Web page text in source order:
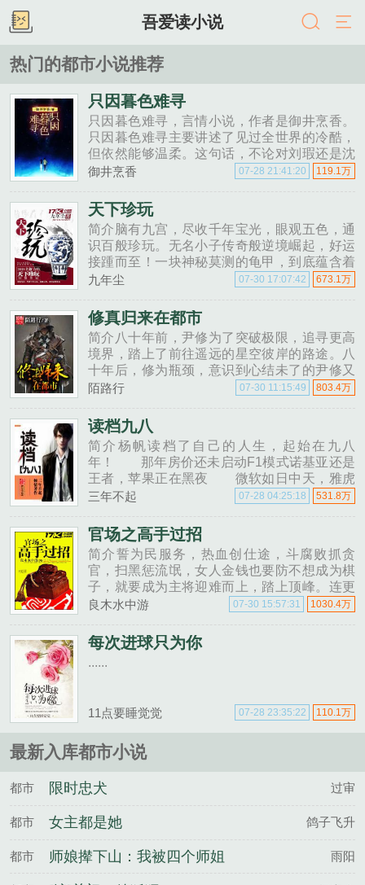
吾爱读小说
热门的都市小说推荐
只因暮色难寻
只因暮色难寻，言情小说，作者是御井烹香。
只因暮色难寻主要讲述了见过全世界的冷酷，
但依然能够温柔。这句话，不论对刘瑕还是沈
钦而言，都可适用！我是个文案废，强行煽情
的爱情故事，还有心理学推理......
御井烹香 119.1万
07-28 21:41:20
天下珍玩
简介脑有九宫，尽收千年宝光，眼观五色，通
识百般珍玩。无名小子传奇般逆境崛起，好运
接踵而至！一块神秘莫测的龟甲，到底蕴含着
怎样的灵力？古玩江湖波诡云谲，贪欲人心诡
指间。......
九年尘 673.1万
07-30 17:07:42
修真归来在都市
简介八十年前，尹修为了突破极限，追寻更高
境界，踏上了前往遥远的星空彼岸的路途。八
十年后，修为瓶颈，意识到心结未了的尹修又
从星空彼岸的修真界回到了地球。然而，八......
陌路行 803.4万
07-30 11:15:49
读档九八
简介杨帆读档了自己的人生，起始在九八
年！ 那年房价还未启动F1模式诺基亚还是
王者，苹果正在黑夜 微软如日中天，雅虎
最受热捧，日后巨无霸BAT两个没......
三年不起 531.8万
07-28 04:25:18
官场之高手过招
简介誓为民服务，热血创仕途，斗腐败抓贪
官，扫黑惩流氓，女人金钱也要防不想成为棋
子，就要成为主将迎难而上，踏上顶峰。连更
天数的右侧有个加入书架，大家请顺手点一
良木水中游 1030.4万
07-30 15:57:31
每次进球只为你
......
11点要睡觉觉 110.1万
07-28 23:35:22
最新入库都市小说
都市 限时忠犬 过审
都市 女主都是她 鸽子飞升
都市
师娘撵下山：我被四个师姐
雨阳